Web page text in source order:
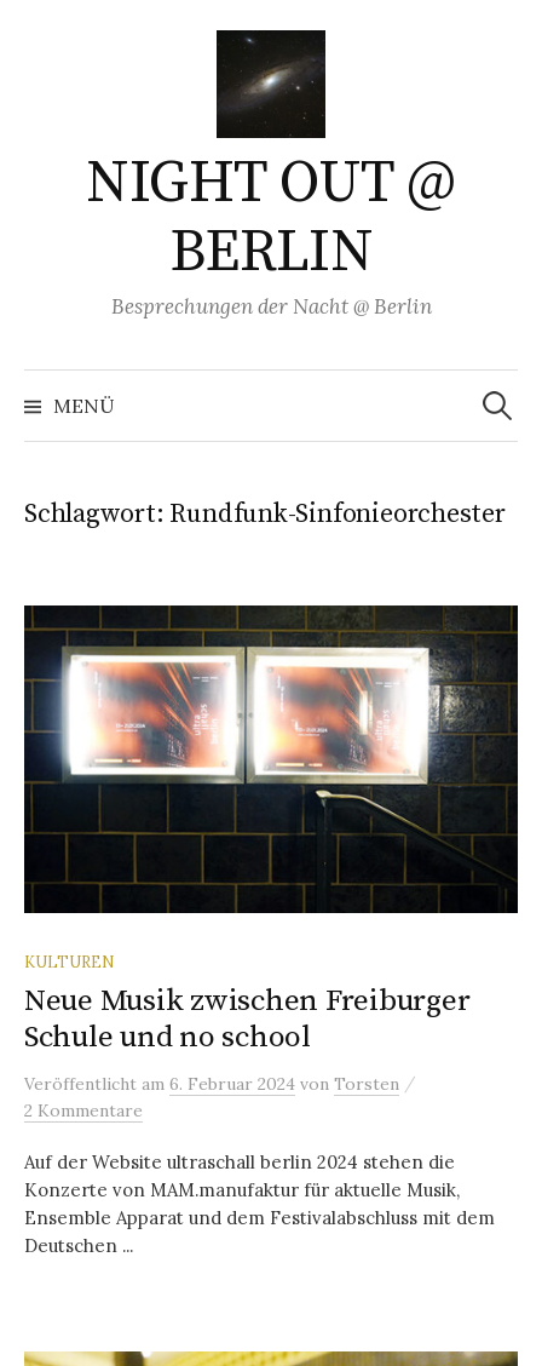
NIGHT OUT @
BERLIN
Besprechungen der Nacht @ Berlin
MENÜ
Suchen
nach:
Schlagwort: Rundfunk-Sinfonieorchester
KULTUREN
Neue Musik zwischen Freiburger
Schule und no school
Veröffentlicht am 6. Februar 2024 von Torsten /
2 Kommentare
Auf der Website ultraschall berlin 2024 stehen die
Konzerte von MAM.manufaktur für aktuelle Musik,
Ensemble Apparat und dem Festivalabschluss mit dem
Deutschen ...